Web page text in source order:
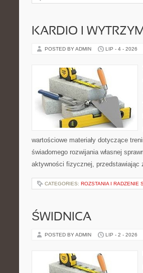
KARDIO I
POSTED BY ADMIN LIP - 4 - 2026
wartościowe materiały dotyczące
świadomego rozwijania własnej
aktywności fizycznej,
CATEGORIES: ROZSTANIA I RADZENIE
ŚWIDNICA
POSTED BY ADMIN LIP - 2 - 2026